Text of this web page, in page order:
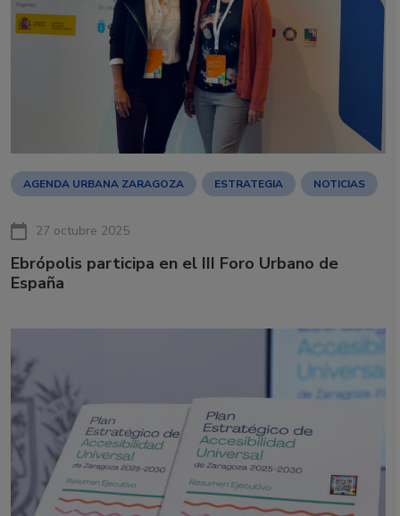
AGENDA URBANA ZARAGOZA ESTRATEGIA NOTICIAS
27 octubre 2025
Ebrópolis participa en el III Foro Urbano de
España